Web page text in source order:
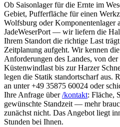
Ob Saisonlager für die Ernte im
Gebiet, Pufferfläche für einen
Wolfsburg oder Komponentenlager
JadeWeserPort — wir liefern die
Ihrem Standort die richtige Last
Zeitplanung aufgeht. Wir kennen die
Anforderungen des Landes, von der
Küstenwindlast bis zur Harzer
legen die Statik standortscharf aus.
an unter +49 35875 60024 oder
Ihre Anfrage über/kontakt: Fläche,
gewünschte Standzeit — mehr
zunächst nicht. Das Angebot liegt
Stunden bei Ihnen.